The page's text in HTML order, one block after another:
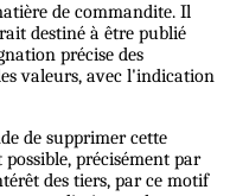
de commandite. Il
destiné à être publié
précise des
valeurs, avec l'indication
de supprimer cette
possible, précisément par
des tiers, par ce motif